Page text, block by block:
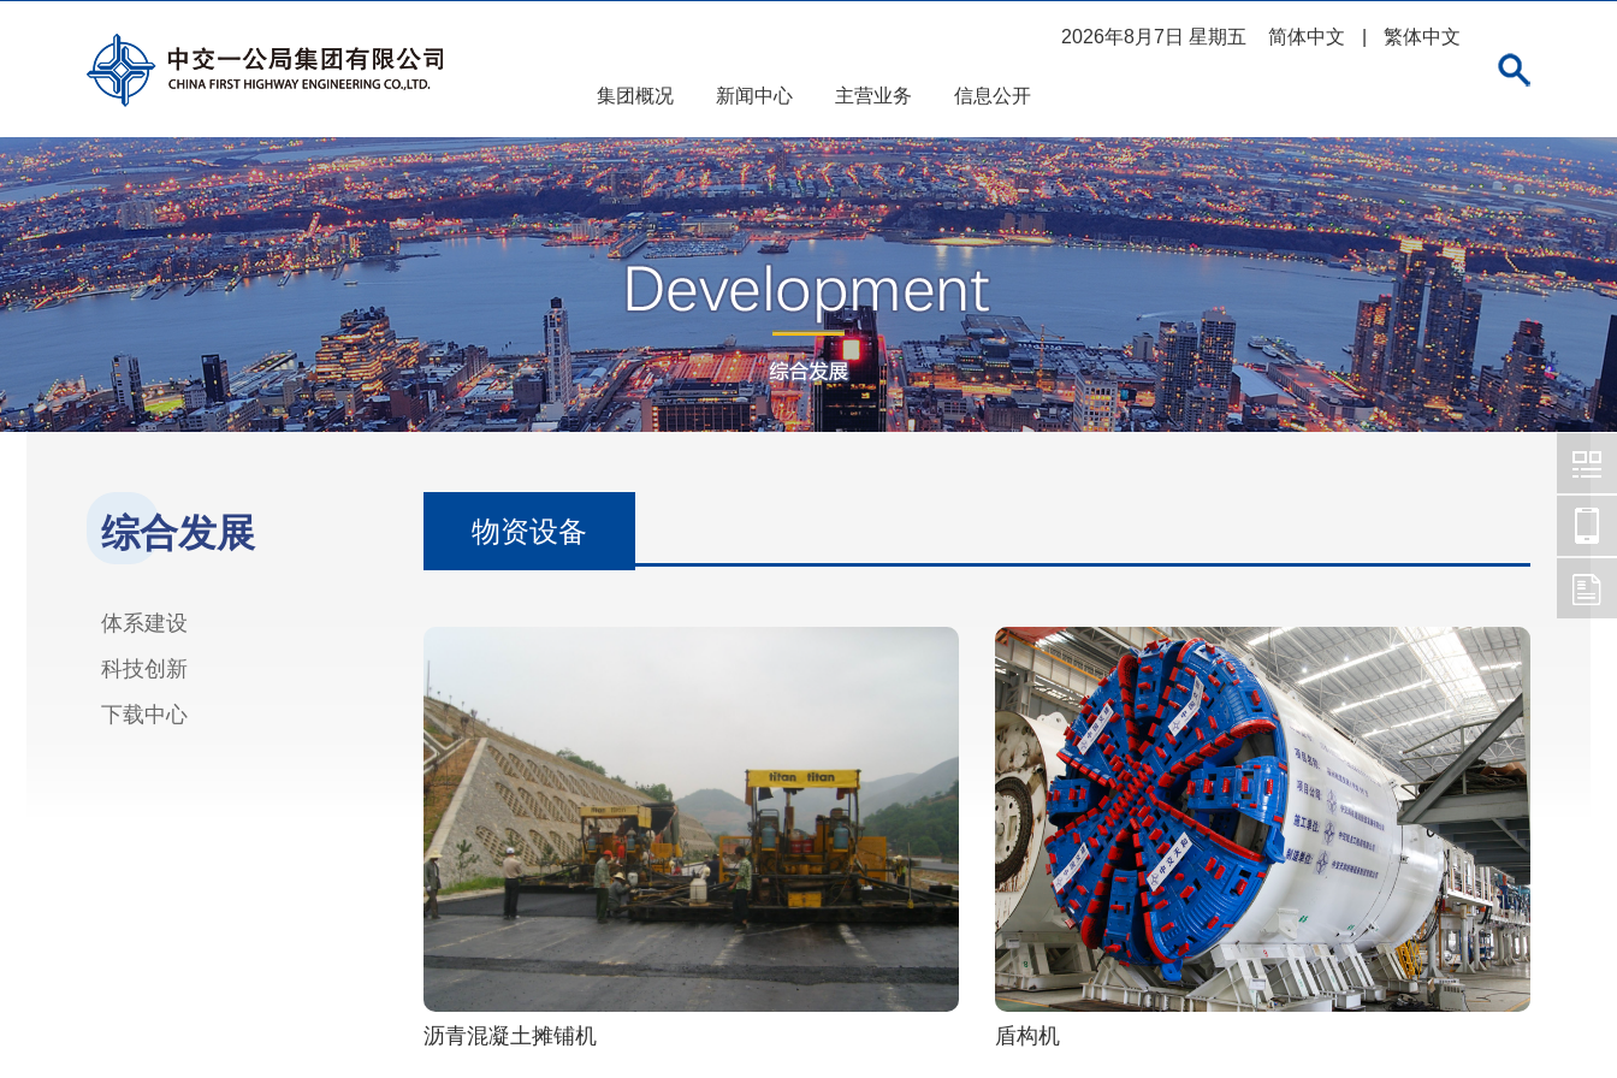
2026年8月7日 星期五 简体中文 繁体中文
集团概况 新闻中心 主营业务 信息公开
综合发展
体系建设
科技创新
下载中心
物资设备
沥青混凝土摊铺机 盾构机